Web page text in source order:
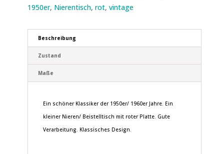
1950er, Nierentisch, rot, vintage
Beschreibung
Zustand
Maße
Ein schöner Klassiker der 1950er/ 1960er Jahre. Ein
kleiner Nieren/ Beistelltisch mit roter Platte. Gute
Verarbeitung. Klassisches Design.